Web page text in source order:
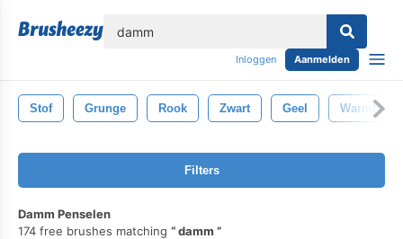
Inloggen Aanmelden
Stof Grunge Rook Zwart Geel Warmte
Filters
Damm Penselen
174 free brushes matching
damm